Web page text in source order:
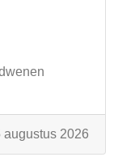
augustus 2026